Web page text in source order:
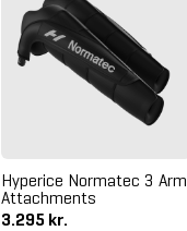
Hyperice Normatec 3 Arm
Attachments
3.295 kr.